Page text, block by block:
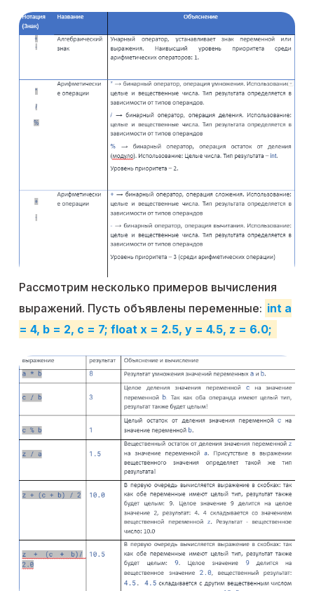
Рассмотрим несколько примеров вычисления
выражений. Пусть объявлены переменные: int a
= 4, b = 2, c = 7; float x = 2.5, y = 4.5, z = 6.0;